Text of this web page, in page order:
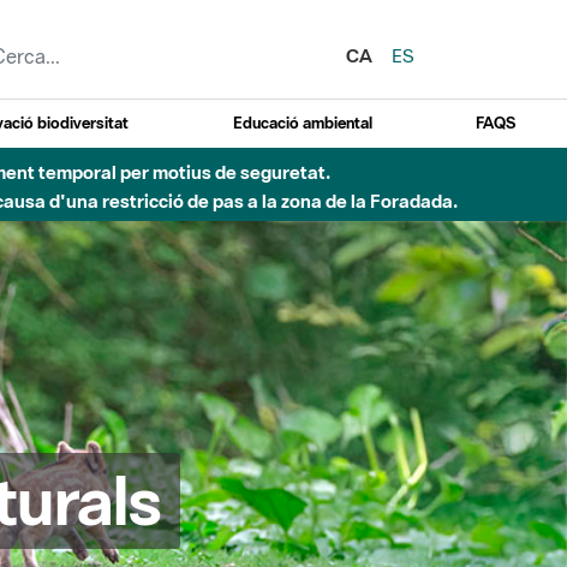
CA
ES
biodiversitat Educació ambiental FAQS
temporal per motius de seguretat.
d'una restricció de pas a la zona de la Foradada.